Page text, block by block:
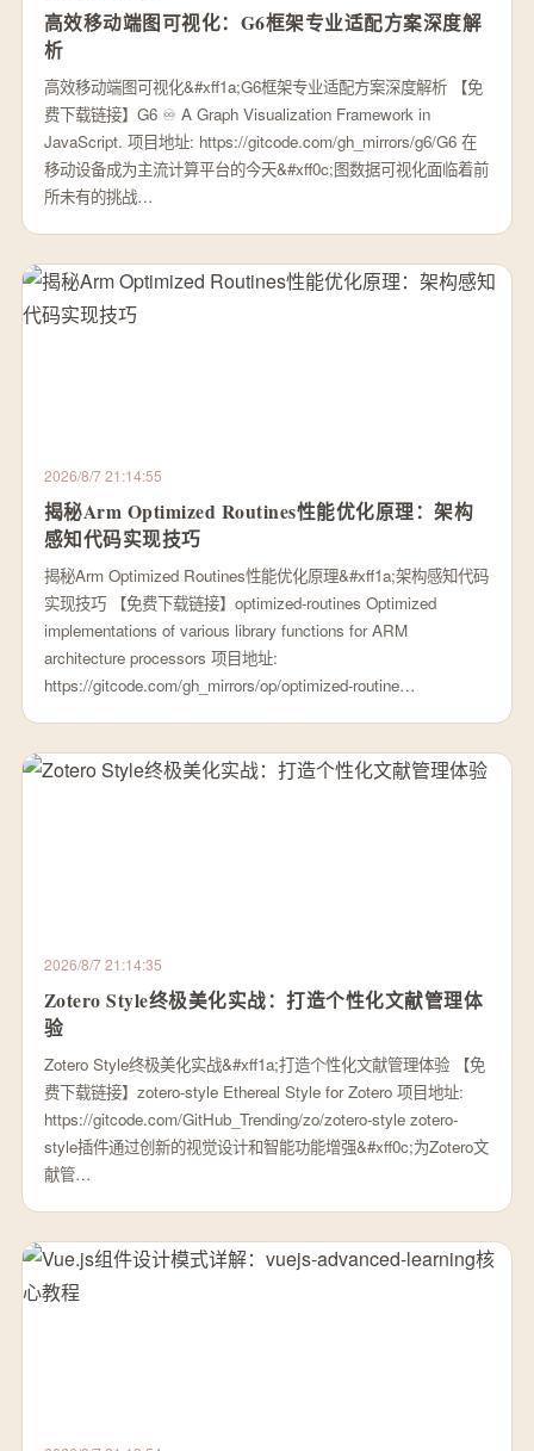
高效移动端图可视化：G6框架专业适配方案深度解
析
高效移动端图可视化&#xff1a;G6框架专业适配方案深度解析 【免
费下载链接】G6 ♾ A Graph Visualization Framework in
JavaScript. 项目地址: https://gitcode.com/gh_mirrors/g6/G6 在
移动设备成为主流计算平台的今天&#xff0c;图数据可视化面临着前
所未有的挑战…
2026/8/7 21:14:55
揭秘Arm Optimized Routines性能优化原理：架构
感知代码实现技巧
揭秘Arm Optimized Routines性能优化原理&#xff1a;架构感知代码
实现技巧 【免费下载链接】optimized-routines Optimized
implementations of various library functions for ARM
architecture processors 项目地址:
https://gitcode.com/gh_mirrors/op/optimized-routine…
2026/8/7 21:14:35
Zotero Style终极美化实战：打造个性化文献管理体
验
Zotero Style终极美化实战&#xff1a;打造个性化文献管理体验 【免
费下载链接】zotero-style Ethereal Style for Zotero 项目地址:
https://gitcode.com/GitHub_Trending/zo/zotero-style zotero-
style插件通过创新的视觉设计和智能功能增强&#xff0c;为Zotero文
献管…